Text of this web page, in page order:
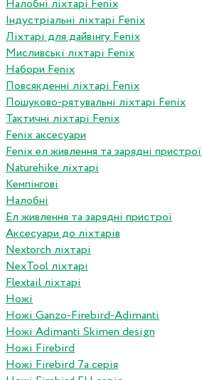
Налобні ліхтарі Fenix
Індустріальні ліхтарі Fenix
Ліхтарі для дайвінгу Fenix
Мисливські ліхтарі Fenix
Набори Fenix
Повсякденні ліхтарі Fenix
Пошуково-рятувальні ліхтарі Fenix
Тактичні ліхтарі Fenix
Fenix аксесуари
Fenix ел живлення та зарядні пристрої
Naturehike ліхтарі
Кемпінгові
Налобні
Ел живлення та зарядні пристрої
Аксесуари до ліхтарів
Nextorch ліхтарі
NexTool ліхтарі
Flextail ліхтарі
Ножі
Ножі Ganzo-Firebird-Adimanti
Ножі Adimanti Skimen design
Ножі Firebird
Ножі Firebird 7а серія